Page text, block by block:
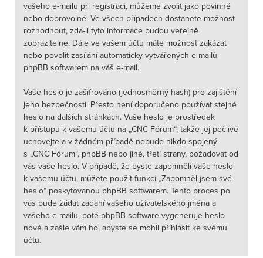
vašeho e-mailu při registraci, můžeme zvolit jako povinné
nebo dobrovolné. Ve všech případech dostanete možnost
rozhodnout, zda-li tyto informace budou veřejně
zobrazitelné. Dále ve vašem účtu máte možnost zakázat
nebo povolit zasílání automaticky vytvářených e-mailů
phpBB softwarem na váš e-mail.
Vaše heslo je zašifrováno (jednosměrný hash) pro zajištění
jeho bezpečnosti. Přesto není doporučeno používat stejné
heslo na dalších stránkách. Vaše heslo je prostředek
k přístupu k vašemu účtu na „CNC Fórum“, takže jej pečlivě
uchovejte a v žádném případě nebude nikdo spojený
s „CNC Fórum“, phpBB nebo jiné, třetí strany, požadovat od
vás vaše heslo. V případě, že byste zapomněli vaše heslo
k vašemu účtu, můžete použít funkci „Zapomněl jsem své
heslo“ poskytovanou phpBB softwarem. Tento proces po
vás bude žádat zadaní vašeho uživatelského jména a
vašeho e-mailu, poté phpBB software vygeneruje heslo
nové a zašle vám ho, abyste se mohli přihlásit ke svému
účtu.